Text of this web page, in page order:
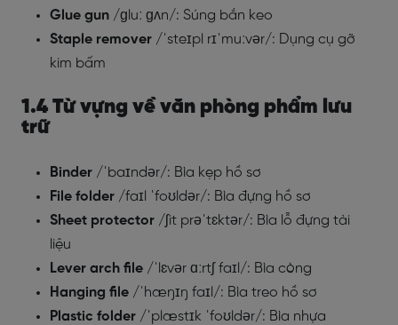
Glue gun /ɡluː ɡʌn/: Súng bắn keo
Staple remover /ˈsteɪpl rɪˈmuːvər/: Dụng cụ gỡ
kim bấm
1.4 Từ vựng về văn phòng phẩm lưu
trữ
Binder /ˈbaɪndər/: Bìa kẹp hồ sơ
File folder /faɪl ˈfoʊldər/: Bìa đựng hồ sơ
Sheet protector /ʃit prəˈtɛktər/: Bìa lỗ đựng tài
liệu
Lever arch file /ˈlɛvər ɑːrtʃ faɪl/: Bìa còng
Hanging file /ˈhæŋɪŋ faɪl/: Bìa treo hồ sơ
Plastic folder /ˈplæstɪk ˈfoʊldər/: Bìa nhựa